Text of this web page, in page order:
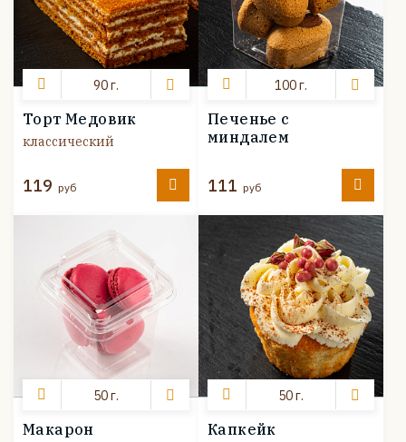
90 г.
Торт Медовик
классический
119 руб
100 г.
Печенье с
миндалем
111 руб
50 г.
Макарон
50 г.
Капкейк